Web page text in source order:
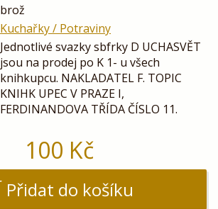
brož
Kuchařky / Potraviny
Jednotlivé svazky sbfrky D UCHASVĚT
jsou na prodej po K 1- u všech
knihkupcu. NAKLADATEL F. TOPIC
KNIHK UPEC V PRAZE I,
FERDINANDOVA TŘÍDA ČÍSLO 11.
100 Kč
Přidat do košíku